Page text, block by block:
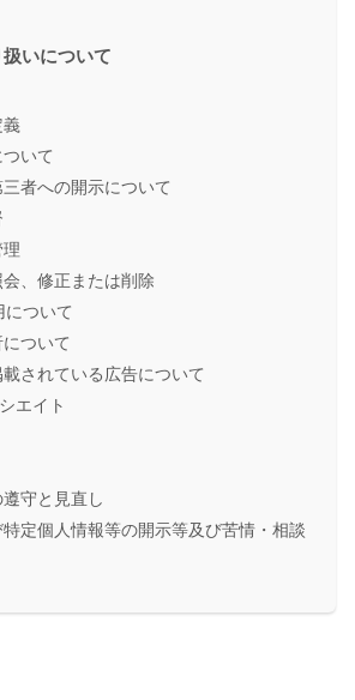
いについて
義
いて
者への開示について
、修正または削除
について
ついて
されている広告について
エイト
守と見直し
定個人情報等の開示等及び苦情・相談